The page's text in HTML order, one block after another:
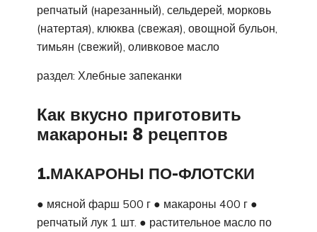
репчатый (нарезанный), сельдерей, морковь
(натертая), клюква (свежая), овощной бульон,
тимьян (свежий), оливковое масло
раздел: Хлебные запеканки
Как вкусно приготовить
макароны: 8 рецептов
1.МАКАРОНЫ ПО-ФЛОТСКИ
● мясной фарш 500 г ● макароны 400 г ●
репчатый лук 1 шт. ● растительное масло по